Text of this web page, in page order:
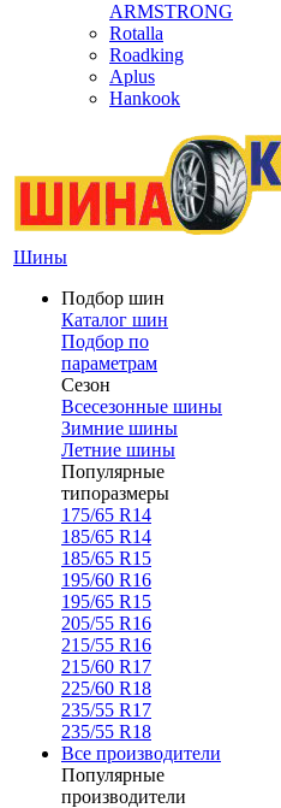
ARMSTRONG
Rotalla
Roadking
Aplus
Hankook
Шины
Подбор шин
Каталог шин
Подбор по
параметрам
Сезон
Всесезонные шины
Зимние шины
Летние шины
Популярные
типоразмеры
175/65 R14
185/65 R14
185/65 R15
195/60 R16
195/65 R15
205/55 R16
215/55 R16
215/60 R17
225/60 R18
235/55 R17
235/55 R18
Все производители
Популярные
производители